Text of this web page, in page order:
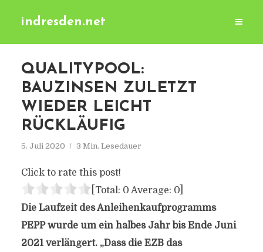
indresden.net
QUALITYPOOL:
BAUZINSEN ZULETZT
WIEDER LEICHT
RÜCKLÄUFIG
5. Juli 2020 3 Min. Lesedauer
Click to rate this post!
[Total: 0 Average: 0]
Die Laufzeit des Anleihenkaufprogramms
PEPP wurde um ein halbes Jahr bis Ende Juni
2021 verlängert. „Dass die EZB das